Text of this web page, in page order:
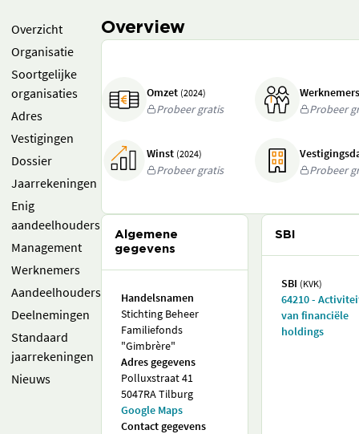
Overzicht
Organisatie
Soortgelijke
organisaties
Adres
Vestigingen
Dossier
Jaarrekeningen
Enig
aandeelhouders
Management
Werknemers
Aandeelhouders
Deelnemingen
Standaard
jaarrekeningen
Nieuws
Overview
Omzet (2024)
Probeer gratis
Probeer
Winst (2024)
Probeer gratis
Probeer
Algemene
gegevens
Handelsnamen
Stichting Beheer
Familiefonds
"Gimbrère"
Adres gegevens
Polluxstraat 41
5047RA Tilburg
Google Maps
Contact gegevens
SBI
SBI (KVK)
64210 -
van financiële
holdings